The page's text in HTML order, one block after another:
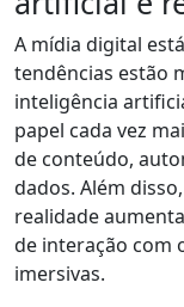
A mídia digital
tendências estão
inteligência
papel cada vez
de conteúdo,
dados. Além
realidade
de interação com
imersivas.